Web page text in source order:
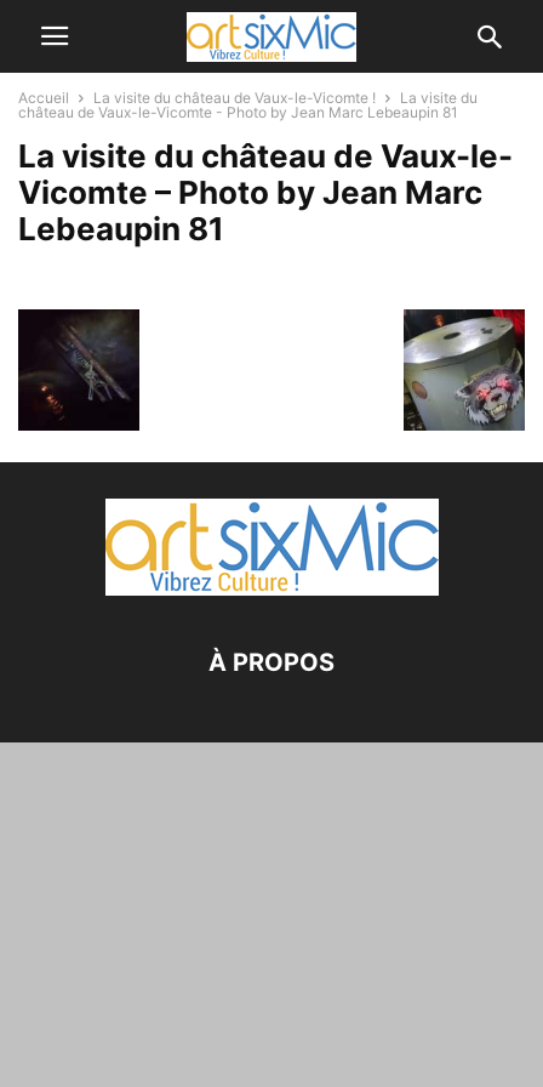
Accueil La visite du château de Vaux-le-Vicomte !
La visite du
château de Vaux-le-Vicomte - Photo by Jean Marc Lebeaupin 81
La visite du château de Vaux-le-
Vicomte – Photo by Jean Marc
Lebeaupin 81
À PROPOS